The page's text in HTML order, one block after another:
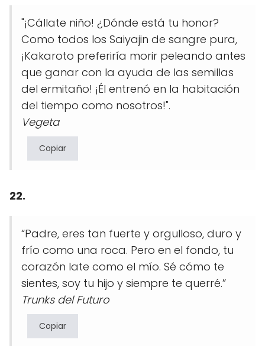
"¡Cállate niño! ¿Dónde está tu honor?
Como todos los Saiyajin de sangre pura,
¡Kakaroto preferiría morir peleando antes
que ganar con la ayuda de las semillas
del ermitaño! ¡Él entrenó en la habitación
del tiempo como nosotros!".
Vegeta
Copiar
22.
“Padre, eres tan fuerte y orgulloso, duro y
frío como una roca. Pero en el fondo, tu
corazón late como el mío. Sé cómo te
sientes, soy tu hijo y siempre te querré.”
Trunks del Futuro
Copiar